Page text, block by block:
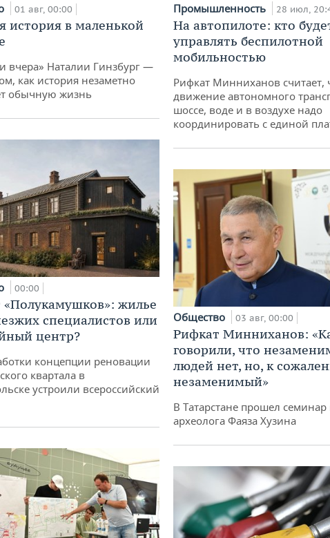
01 авг, 00:00
история в маленькой
вчера» Наталии Гинзбург —
как история незаметно
обычную жизнь
00:00
«Полукамушков»: жилье
специалистов или
центр?
концепции реновации
квартала в
устроили всероссийский
Промышленность 28 июл,
На автопилоте: кто
управлять беспилотной
мобильностью
Рифкат Минниханов считает,
движение автономного
шоссе, воде и в воздухе надо
координировать с единой
Общество 03 авг, 00:00
Рифкат Минниханов:
говорили, что
людей нет, но, к
незаменимый»
В Татарстане прошел семинар
археолога Фаяза Хузина